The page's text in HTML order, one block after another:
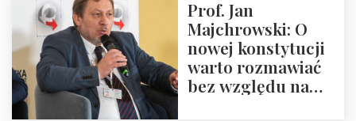
Prof. Jan
Majchrowski: O
nowej konstytucji
warto rozmawiać
bez względu na